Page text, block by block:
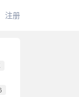
注册